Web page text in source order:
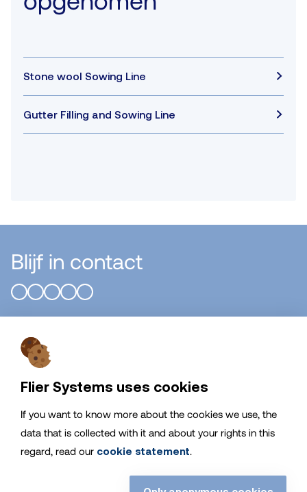
Flier Systems uses cookies
If you want to know more about the cookies we use, the
data that is collected with it and about your rights in this
regard, read our cookie statement
Stone wool Sowing Line
Gutter Filling and Sowing Line
Blijf in contact
Flier Systems B.V.
Algemeen
Service
Blijf op de hoogte van Flier